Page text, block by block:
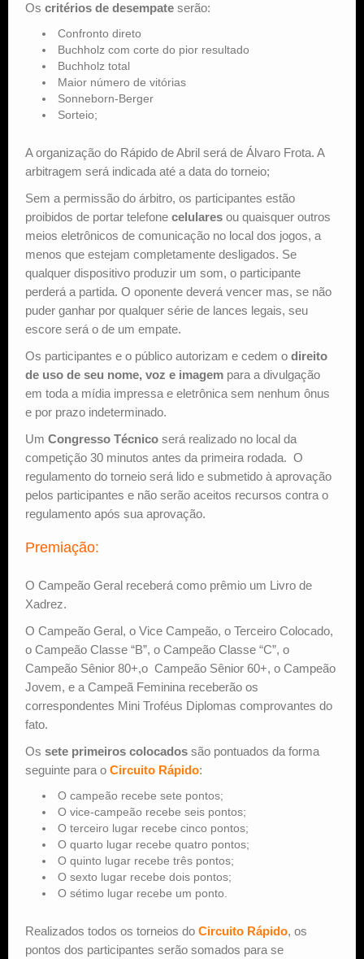
Os critérios de desempate serão:
Confronto direto
Buchholz com corte do pior resultado
Buchholz total
Maior número de vitórias
Sonneborn-Berger
Sorteio;
A organização do Rápido de Abril será de Álvaro Frota. A
arbitragem será indicada até a data do torneio;
Sem a permissão do árbitro, os participantes estão
proibidos de portar telefone celulares ou quaisquer outros
meios eletrônicos de comunicação no local dos jogos, a
menos que estejam completamente desligados. Se
qualquer dispositivo produzir um som, o participante
perderá a partida. O oponente deverá vencer mas, se não
puder ganhar por qualquer série de lances legais, seu
escore será o de um empate.
Os participantes e o público autorizam e cedem o direito
de uso de seu nome, voz e imagem para a divulgação
em toda a mídia impressa e eletrônica sem nenhum ônus
e por prazo indeterminado.
Um Congresso Técnico será realizado no local da
competição 30 minutos antes da primeira rodada. O
regulamento do torneio será lido e submetido à aprovação
pelos participantes e não serão aceitos recursos contra o
regulamento após sua aprovação.
Premiação:
O Campeão Geral receberá como prêmio um Livro de
Xadrez.
O Campeão Geral, o Vice Campeão, o Terceiro Colocado,
o Campeão Classe “B”, o Campeão Classe “C”, o
Campeão Sênior 80+,o Campeão Sênior 60+, o Campeão
Jovem, e a Campeã Feminina receberão os
correspondentes Mini Troféus Diplomas comprovantes do
fato.
Os sete primeiros colocados são pontuados da forma
seguinte para o Circuito Rápido:
O campeão recebe sete pontos;
O vice-campeão recebe seis pontos;
O terceiro lugar recebe cinco pontos;
O quarto lugar recebe quatro pontos;
O quinto lugar recebe três pontos;
O sexto lugar recebe dois pontos;
O sétimo lugar recebe um ponto.
Realizados todos os torneios do Circuito Rápido, os
pontos dos participantes serão somados para se